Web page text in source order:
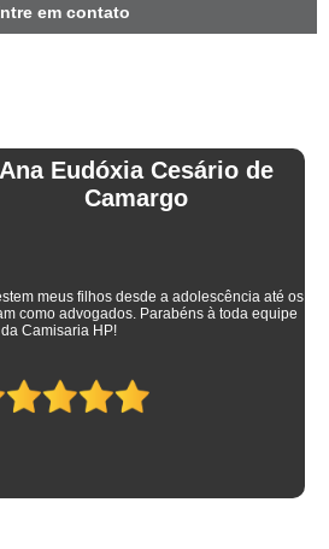
em contato
Ana Eudóxia Cesário de
Camargo
meus filhos desde a adolescência até os
como advogados. Parabéns à toda equipe
da Camisaria HP!